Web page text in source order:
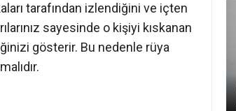
tarafından izlendiğini ve içten
sayesinde o kişiyi kıskanan
gösterir. Bu nedenle rüya